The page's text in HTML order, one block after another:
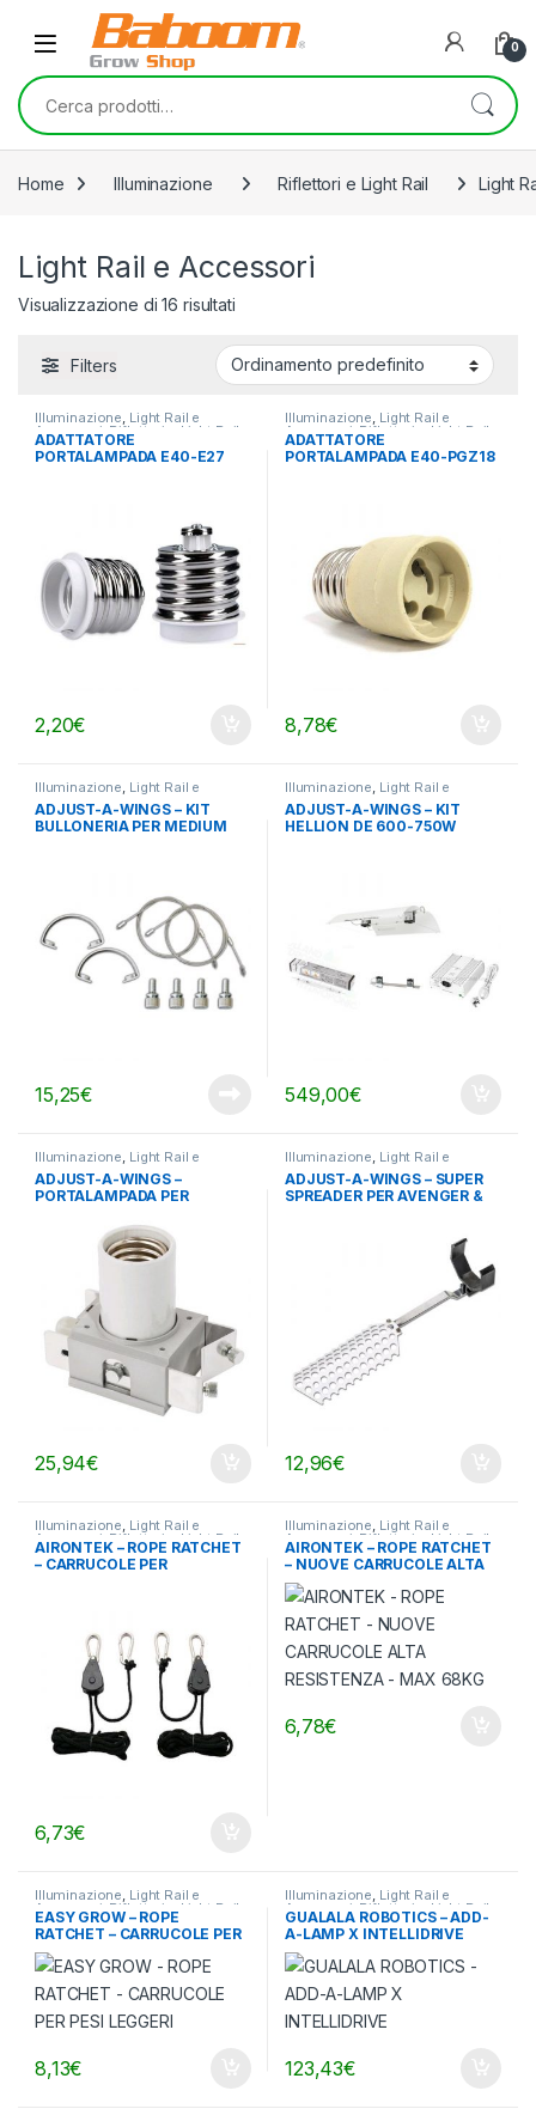
Skip to navigation
Skip to content
0
Cerca:
Home Illuminazione Riflettori e Light Rail Light
Light Rail e Accessori
Visualizzazione di 16 risultati
Filters
Illuminazione, Light Rail e
Accessori,Riflettori e Light Rail
ADATTATORE
PORTALAMPADA E40-E27
2,20€
Illuminazione, Light Rail e
Accessori,Riflettori e Light Rail
ADATTATORE
PORTALAMPADA E40-PGZ18
8,78€
Illuminazione, Light Rail e
Accessori , Riflettori e Light Rail
ADJUST-A-WINGS – KIT
BULLONERIA PER MEDIUM
15,25€
Illuminazione, Light Rail e
Accessori , Riflettori e Light Rail
ADJUST-A-WINGS – KIT
HELLION DE 600-750W
549,00€
Illuminazione Light Rail e
Riflettori e Light Rail
ADJUST-A-WINGS –
PORTALAMPADA PER
ENFORCER E DEFENDER
25,94€
Illuminazione Light Rail e
Riflettori e Light Rail
ADJUST-A-WINGS – SUPER
SPREADER PER AVENGER &
12,96€
Illuminazione, Light Rail e
Accessori,Riflettori e Light Rail
AIRONTEK – ROPE RATCHET
– CARRUCOLE PER
6,73€
Illuminazione, Light Rail e
Accessori,Riflettori e Light Rail
AIRONTEK – ROPE RATCHET
– NUOVE CARRUCOLE ALTA
RESISTENZA – MAX 68KG
6,78€
Illuminazione, Light Rail e
Accessori,Riflettori e Light Rail
EASY GROW – ROPE
RATCHET – CARRUCOLE PER
PESI LEGGERI
8,13€
Illuminazione, Light Rail e
Accessori Riflettori e Light Rail
GUALALA ROBOTICS – ADD-
A-LAMP X INTELLIDRIVE
123,43€